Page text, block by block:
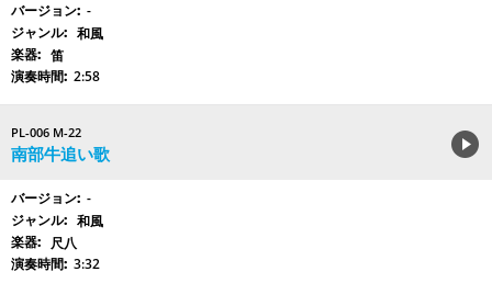
-
和風
笛
2:58
PL-006 M-22
南部牛追い歌
-
和風
尺八
3:32